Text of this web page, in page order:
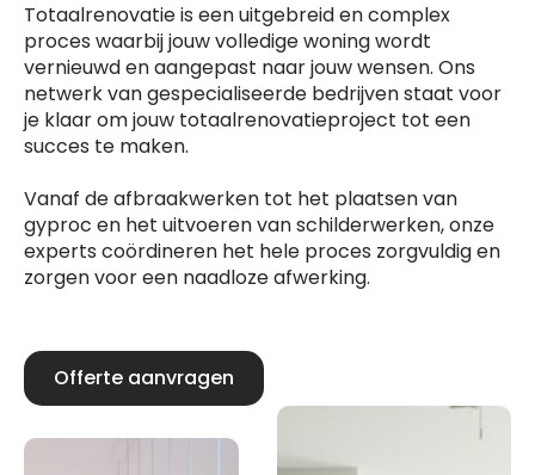
Totaalrenovatie is een uitgebreid en complex
proces waarbij jouw volledige woning wordt
vernieuwd en aangepast naar jouw wensen. Ons
netwerk van gespecialiseerde bedrijven staat voor
je klaar om jouw totaalrenovatieproject tot een
succes te maken.
Vanaf de afbraakwerken tot het plaatsen van
gyproc en het uitvoeren van schilderwerken, onze
experts coördineren het hele proces zorgvuldig en
zorgen voor een naadloze afwerking.
Offerte aanvragen